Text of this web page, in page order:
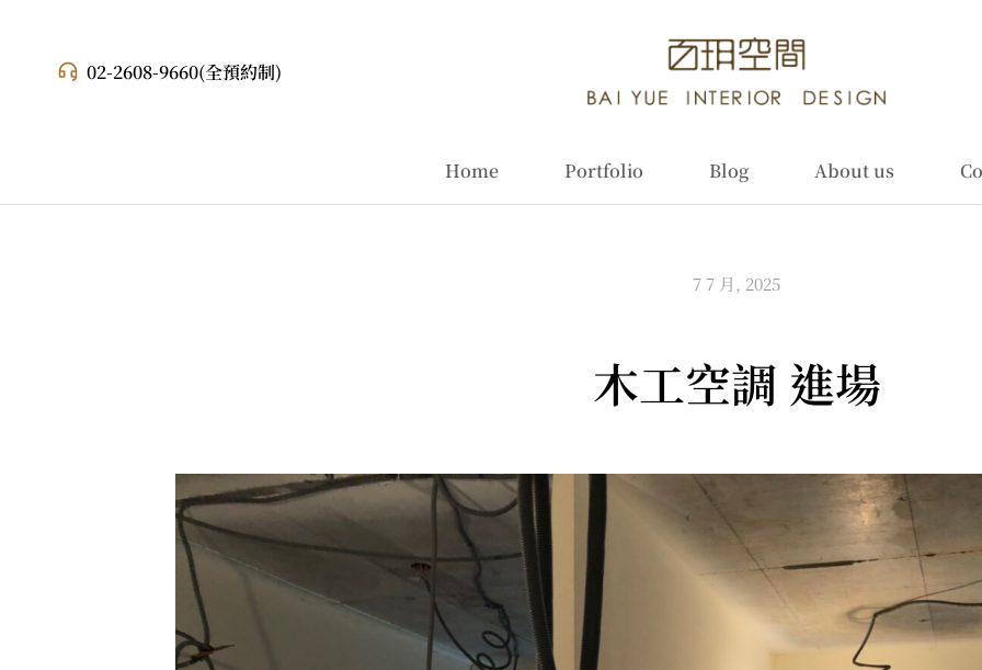
02-2608-9660(全預約制)
Home Portfolio Blog About us
7 7 月, 2025
木工空調 進場